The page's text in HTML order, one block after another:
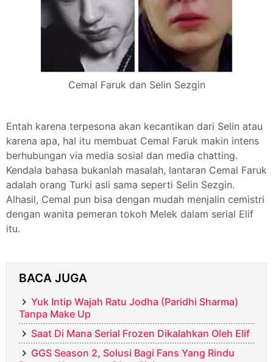
Cemal Faruk dan Selin Sezgin
Entah karena terpesona akan kecantikan dari Selin atau
karena apa, hal itu membuat Cemal Faruk makin intens
berhubungan via media sosial dan media chatting.
Kendala bahasa bukanlah masalah, lantaran Cemal Faruk
adalah orang Turki asli sama seperti Selin Sezgin.
Alhasil, Cemal pun bisa dengan mudah menjalin cemistri
dengan wanita pemeran tokoh Melek dalam serial Elif
itu.
BACA JUGA
Yuk Intip Wajah Ratu Jodha (Paridhi Sharma)
Tanpa Make Up
Saat Di Mana Serial Frozen Dikalahkan Oleh Elif
GGS Season 2, Solusi Bagi Fans Yang Rindu